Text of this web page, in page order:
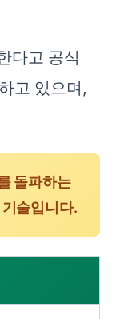
다고 공식
고 있으며,
돌파하는
술입니다.